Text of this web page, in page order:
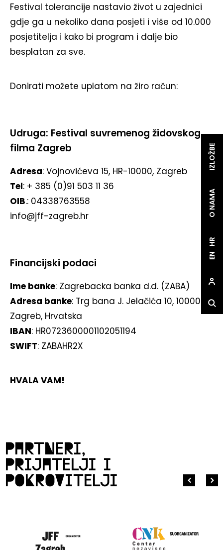
Festival tolerancije nastavio život u zajednici
gdje ga u nekoliko dana posjeti i više od 10.000
posjetitelja i kako bi program i dalje bio
besplatan za sve.
Donirati možete uplatom na žiro račun:
Udruga: Festival suvremenog židovskog
filma Zagreb
Adresa: Vojnovićeva 15, HR-10000, Zagreb
Tel: + 385 (0)91 503 11 36
OIB.: 04338763558
info@jff-zagreb.hr
Financijski podaci
Ime banke: Zagrebacka banka d.d. (ZABA)
Adresa banke: Trg bana J. Jelačića 10, 10000
Zagreb, Hrvatska
IBAN: HR0723600001102051194
SWIFT: ZABAHR2X
HVALA VAM!
partneri,
prijatelji i
pokrovitelji
IZLOŽBE
O NAMA
HR
EN